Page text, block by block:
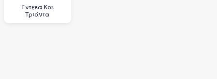
Έντεκα Και
Τριάντα